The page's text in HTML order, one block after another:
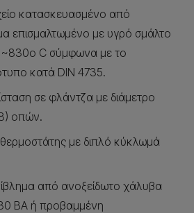
κατασκευασμένο από
επισμαλτωμένο με υγρό σμάλτο
C σύμφωνα με το
κατά DIN 4735.
σε φλάντζα με διάμετρο
οπών.
με διπλό κύκλωμά
από ανοξείδωτο χάλυβα
BA ή προβαμμένη